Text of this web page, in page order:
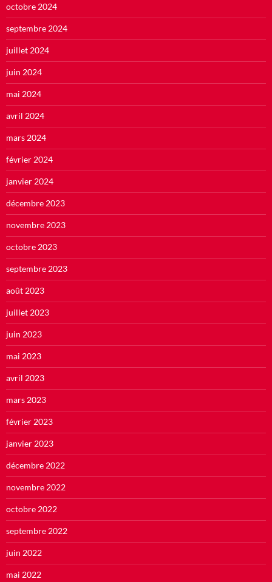
octobre 2024
septembre 2024
juillet 2024
juin 2024
mai 2024
avril 2024
mars 2024
février 2024
janvier 2024
décembre 2023
novembre 2023
octobre 2023
septembre 2023
août 2023
juillet 2023
juin 2023
mai 2023
avril 2023
mars 2023
février 2023
janvier 2023
décembre 2022
novembre 2022
octobre 2022
septembre 2022
juin 2022
mai 2022